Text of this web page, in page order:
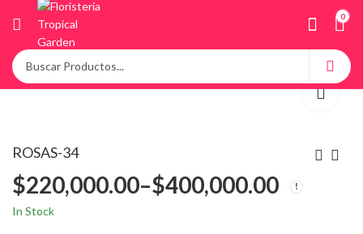
0
ROSAS-34
$220,000.00–$400,000.00
In Stock